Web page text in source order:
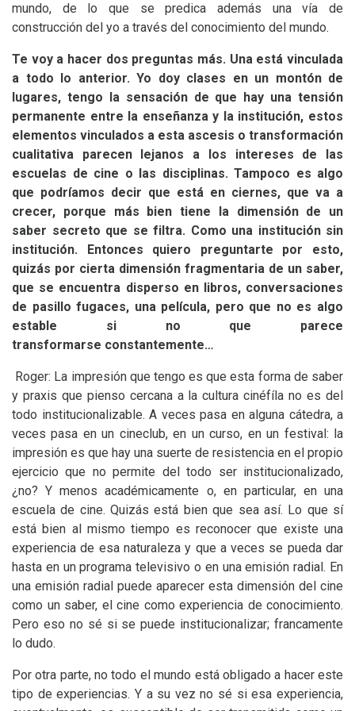
mundo, de lo que se predica además una vía de
construcción del yo a través del conocimiento del mundo.
Te voy a hacer dos preguntas más. Una está vinculada
a todo lo anterior. Yo doy clases en un montón de
lugares, tengo la sensación de que hay una tensión
permanente entre la enseñanza y la institución, estos
elementos vinculados a esta ascesis o transformación
cualitativa parecen lejanos a los intereses de las
escuelas de cine o las disciplinas. Tampoco es algo
que podríamos decir que está en ciernes, que va a
crecer, porque más bien tiene la dimensión de un
saber secreto que se filtra. Como una institución sin
institución. Entonces quiero preguntarte por esto,
quizás por cierta dimensión fragmentaria de un saber,
que se encuentra disperso en libros, conversaciones
de pasillo fugaces, una película, pero que no es algo
estable si no que parece
transformarse constantemente…
Roger: La impresión que tengo es que esta forma de saber
y praxis que pienso cercana a la cultura cinéfíla no es del
todo institucionalizable. A veces pasa en alguna cátedra, a
veces pasa en un cineclub, en un curso, en un festival: la
impresión es que hay una suerte de resistencia en el propio
ejercicio que no permite del todo ser institucionalizado,
¿no? Y menos académicamente o, en particular, en una
escuela de cine. Quizás está bien que sea así. Lo que sí
está bien al mismo tiempo es reconocer que existe una
experiencia de esa naturaleza y que a veces se pueda dar
hasta en un programa televisivo o en una emisión radial. En
una emisión radial puede aparecer esta dimensión del cine
como un saber, el cine como experiencia de conocimiento.
Pero eso no sé si se puede institucionalizar; francamente
lo dudo.
Por otra parte, no todo el mundo está obligado a hacer este
tipo de experiencias. Y a su vez no sé si esa experiencia,